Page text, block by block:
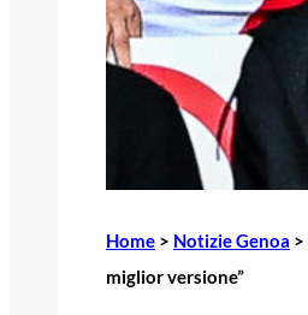
Home > Notizie Genoa >
miglior versione”